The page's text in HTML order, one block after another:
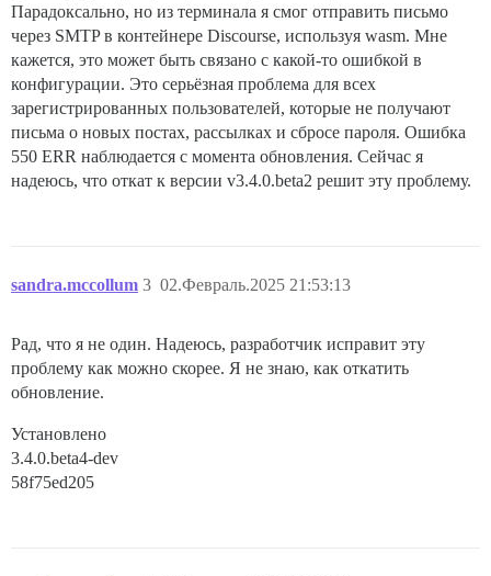
Парадоксально, но из терминала я смог отправить письмо
через SMTP в контейнере Discourse, используя wasm. Мне
кажется, это может быть связано с какой-то ошибкой в
конфигурации. Это серьёзная проблема для всех
зарегистрированных пользователей, которые не получают
письма о новых постах, рассылках и сбросе пароля. Ошибка
550 ERR наблюдается с момента обновления. Сейчас я
надеюсь, что откат к версии v3.4.0.beta2 решит эту проблему.
sandra.mccollum 02.Февраль.2025 21:53:13
3
Рад, что я не один. Надеюсь, разработчик исправит эту
проблему как можно скорее. Я не знаю, как откатить
обновление.
Установлено
3.4.0.beta4-dev
58f75ed205